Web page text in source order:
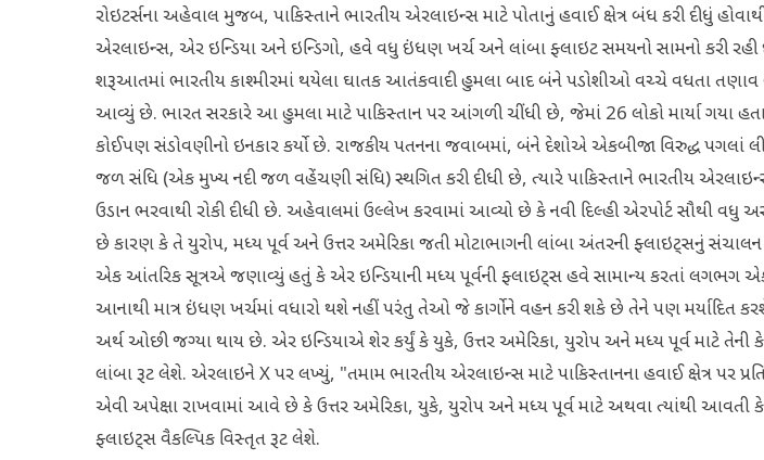
રોઇટર્સના અહેવાલ મુજબ, પાકિસ્તાને ભારતીય એરલાઇન્સ માટે પોતાનું હવાઈ ક્ષેત્ર બંધ કરી દીધું
એરલાઇન્સ, એર ઇન્ડિયા અને ઇન્ડિગો, હવે વધુ ઇંધણ ખર્ચ અને લાંબા ફ્લાઇટ સમયનો સામનો કરી
શરૂઆતમાં ભારતીય કાશ્મીરમાં થયેલા ઘાતક આતંકવાદી હુમલા બાદ બંને પડોશીઓ વચ્ચે વધતા
આવ્યું છે. ભારત સરકારે આ હુમલા માટે પાકિસ્તાન પર આંગળી ચીંધી છે, જેમાં 26 લોકો માર્યા ગયા
કોઈપણ સંડોવણીનો ઇનકાર કર્યો છે. રાજકીય પતનના જવાબમાં, બંને દેશોએ એકબીજા વિરુદ્ધ પગલાં
જળ સંધિ (એક મુખ્ય નદી જળ વહેંચણી સંધિ) સ્થગિત કરી દીધી છે, ત્યારે પાકિસ્તાને ભારતીય
ઉડાન ભરવાથી રોકી દીધી છે. અહેવાલમાં ઉલ્લેખ કરવામાં આવ્યો છે કે નવી દિલ્હી એરપોર્ટ સૌથી વધુ
છે કારણ કે તે યુરોપ, મધ્ય પૂર્વ અને ઉત્તર અમેરિકા જતી મોટાભાગની લાંબા અંતરની ફ્લાઇટ્સનું સંચાલન
એક આંતરિક સૂત્રએ જણાવ્યું હતું કે એર ઇન્ડિયાની મધ્ય પૂર્વની ફ્લાઇટ્સ હવે સામાન્ય કરતાં લગભગ
આનાથી માત્ર ઇંધણ ખર્ચમાં વધારો થશે નહીં પરંતુ તેઓ જે કાર્ગોને વહન કરી શકે છે તેને પણ મર્યાદિત
અર્થ ઓછી જગ્યા થાય છે. એર ઇન્ડિયાએ શેર કર્યું કે યુકે, ઉત્તર અમેરિકા, યુરોપ અને મધ્ય પૂર્વ માટે તેની
લાંબા રૂટ લેશે. એરલાઇને X પર લખ્યું, "તમામ ભારતીય એરલાઇન્સ માટે પાકિસ્તાનના હવાઈ ક્ષેત્ર પર
એવી અપેક્ષા રાખવામાં આવે છે કે ઉત્તર અમેરિકા, યુકે, યુરોપ અને મધ્ય પૂર્વ માટે અથવા ત્યાંથી આવતી
ફ્લાઇટ્સ વૈકલ્પિક વિસ્તૃત રૂટ લેશે.